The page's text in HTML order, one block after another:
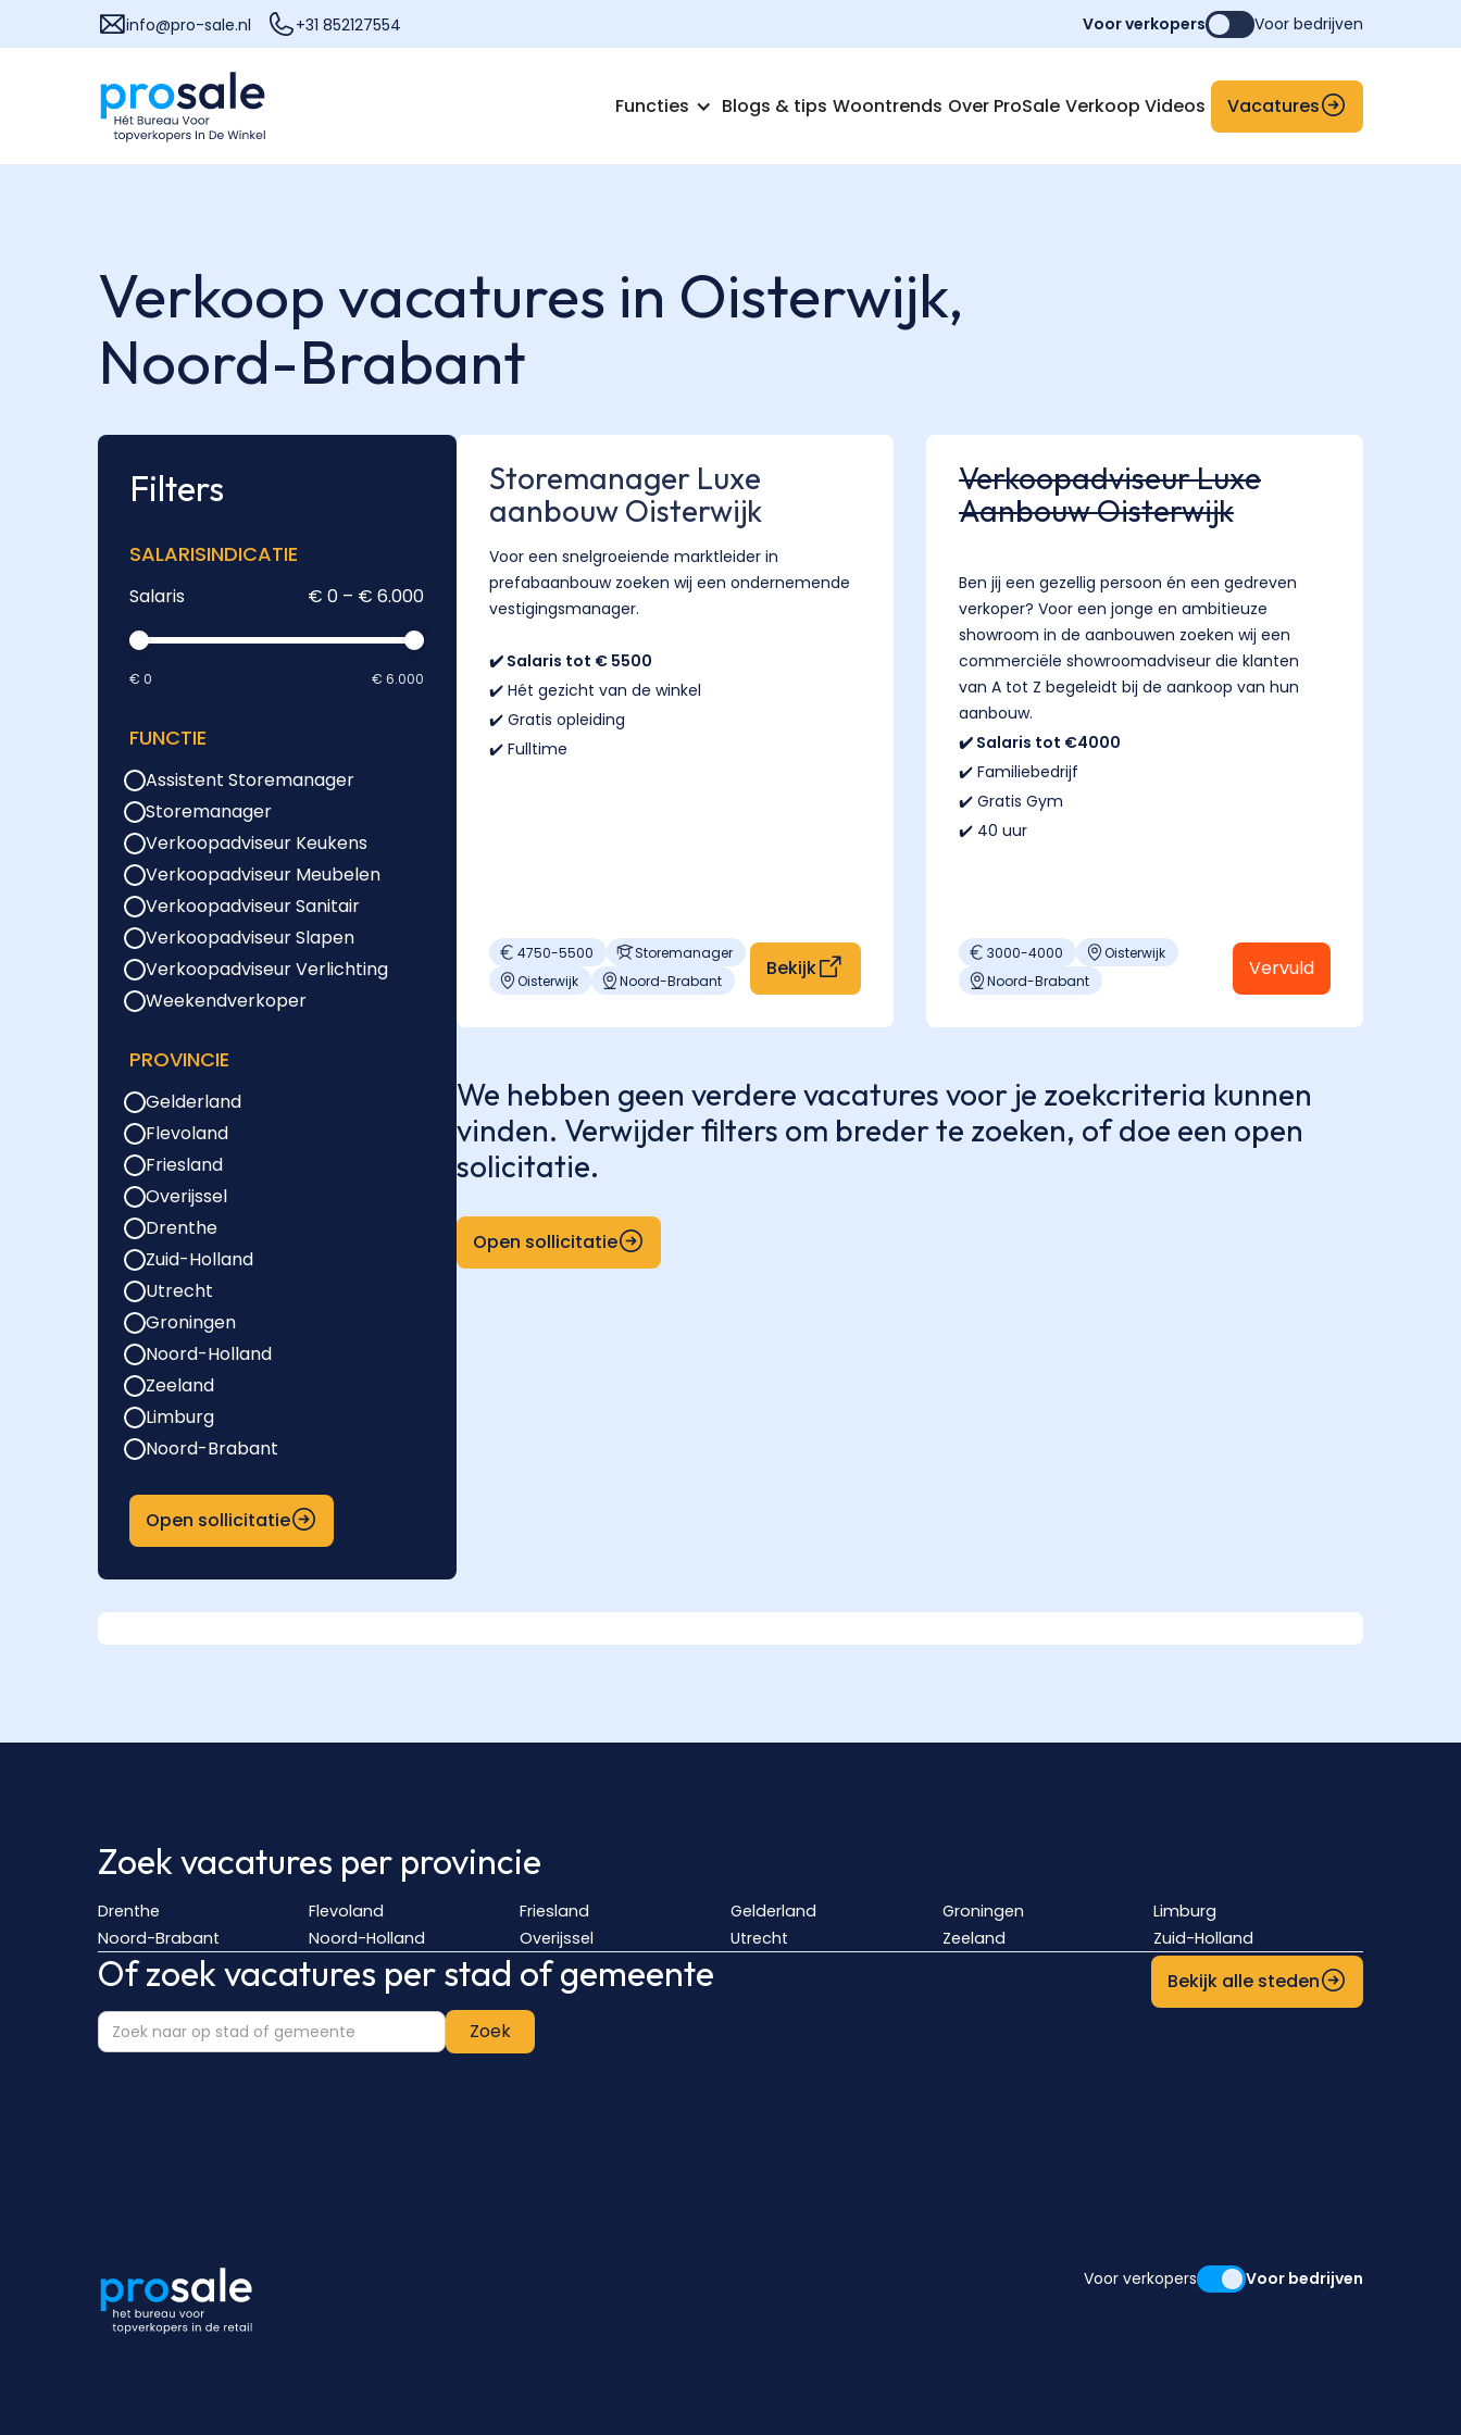
info@pro-sale.nl +31 852127554 Voor verkopers Voor bedrijven
Functies Blogs & tips Woontrends Over ProSale Verkoop Videos Vacatures
Verkoop vacatures in Oisterwijk,
Noord-Brabant
Filters
SALARISINDICATIE
Salaris € 0 – € 6.000
€ 0 € 6.000
FUNCTIE
Assistent Storemanager
Storemanager
Verkoopadviseur Keukens
Verkoopadviseur Meubelen
Verkoopadviseur Sanitair
Verkoopadviseur Slapen
Verkoopadviseur Verlichting
Weekendverkoper
PROVINCIE
Gelderland
Flevoland
Friesland
Overijssel
Drenthe
Zuid-Holland
Utrecht
Groningen
Noord-Holland
Zeeland
Limburg
Noord-Brabant
Open sollicitatie
Storemanager Luxe
aanbouw Oisterwijk
Voor een snelgroeiende marktleider in
prefabaanbouw zoeken wij een ondernemende
vestigingsmanager.
✔️ Salaris tot € 5500
✔️ Hét gezicht van de winkel
✔️ Gratis opleiding
✔️ Fulltime
4750-5500
Storemanager
Oisterwijk
Noord-Brabant Bekijk
Verkoopadviseur Luxe
Aanbouw Oisterwijk
Ben jij een gezellig persoon én een gedreven
verkoper? Voor een jonge en ambitieuze
showroom in de aanbouwen zoeken wij een
commerciële showroomadviseur die klanten
van A tot Z begeleidt bij de aankoop van hun
aanbouw.
✔️ Salaris tot €4000
✔️ Familiebedrijf
✔️ Gratis Gym
✔️ 40 uur
3000-4000
Oisterwijk
Noord-Brabant
Vervuld
We hebben geen verdere vacatures voor je zoekcriteria kunnen
vinden. Verwijder filters om breder te zoeken, of doe een open
solicitatie.
Open sollicitatie
Zoek vacatures per provincie
Drenthe Flevoland Friesland Gelderland Groningen
Limburg
Noord-Brabant
Noord-Holland Overijssel Utrecht Zeeland Zuid-Holland
Of zoek vacatures per stad of gemeente Bekijk alle steden
Voor verkopers Voor bedrijven